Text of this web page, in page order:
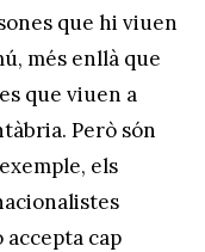
que hi viuen
més enllà que
que viuen a
Però són
els
accepta cap